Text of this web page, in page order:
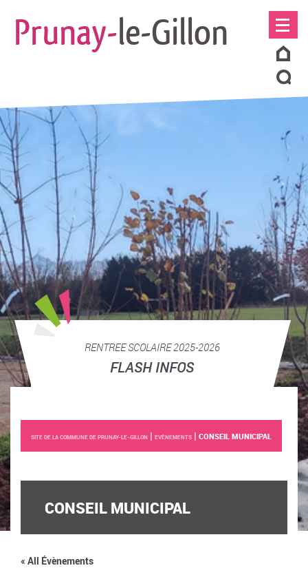
Prunay-le-Gillon
RENTREE SCOLAIRE 2025-2026
FLASH INFOS
SITE DE LA COMMUNE DE PRUNAY-LE-GILLON | EVÈNEMENTS | CONSEIL MUNICIPAL
CONSEIL MUNICIPAL
« All Évènements